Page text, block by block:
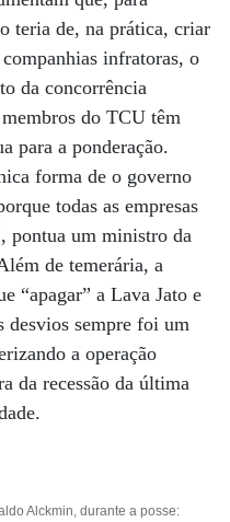
teria de, na prática, criar
infratoras, o
da concorrência
do TCU têm
para a ponderação.
forma de o governo
todas as empresas
pontua um ministro da
de temerária, a
“apagar” a Lava Jato e
desvios sempre foi um
a operação
da recessão da última
Alckmin, durante a posse: